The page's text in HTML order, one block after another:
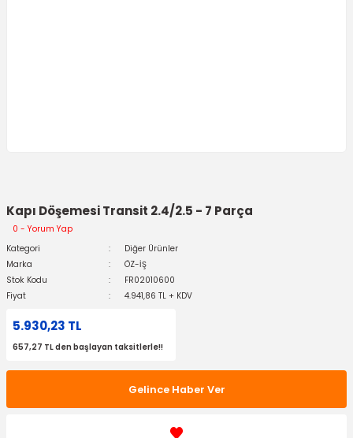
Kapı Döşemesi Transit 2.4/2.5 - 7 Parça
0 - Yorum Yap
Kategori
Diğer Ürünler
Marka
ÖZ-İŞ
Stok Kodu
FR02010600
Fiyat
4.941,86 TL + KDV
5.930,23 TL
657,27 TL den başlayan taksitlerle!!
Gelince Haber Ver